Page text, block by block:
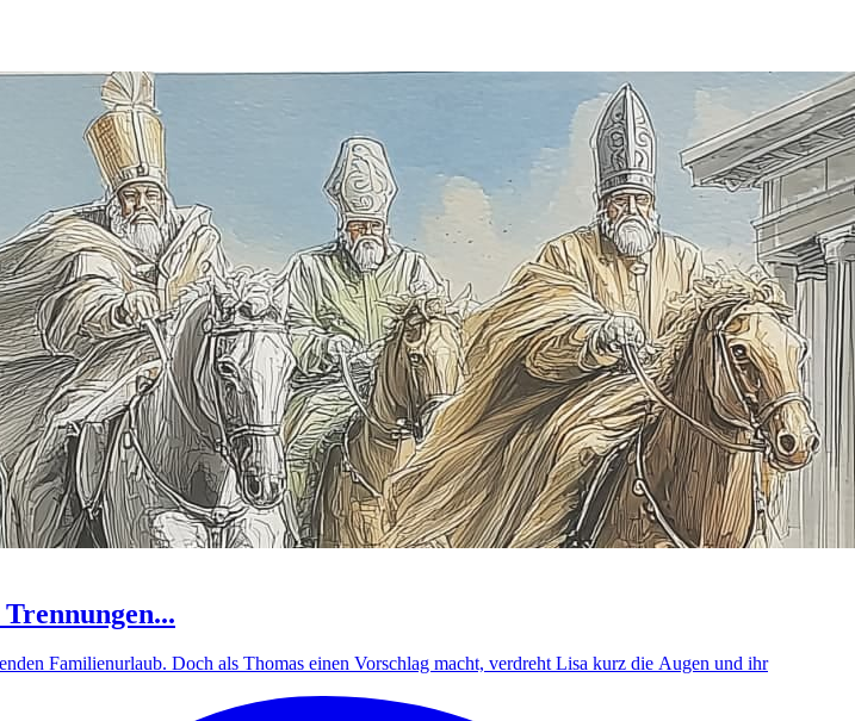
Familienurlaub. Doch als Thomas einen Vorschlag macht, verdreht Lisa kurz die Augen und ihr